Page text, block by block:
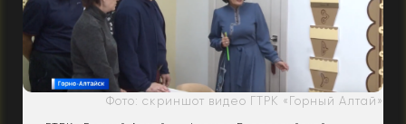
Фото: скриншот видео ГТРК «Горный Алтай»